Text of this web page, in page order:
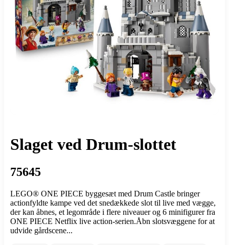
Slaget ved Drum-slottet
75645
LEGO® ONE PIECE byggesæt med Drum Castle bringer
actionfyldte kampe ved det snedækkede slot til live med vægge,
der kan åbnes, et legområde i flere niveauer og 6 minifigurer fra
ONE PIECE Netflix live action-serien.Åbn slotsvæggene for at
udvide gårdscene...